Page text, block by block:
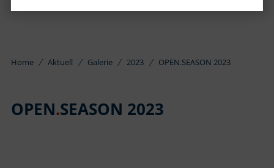
Home Aktuell Galerie 2023 OPEN.SEASON 2023
OPEN.SEASON 2023